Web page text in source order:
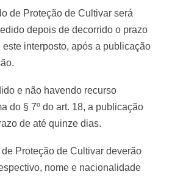
de Proteção de Cultivar será
depois de decorrido o prazo
este interposto, após a publicação
e não havendo recurso
do § 7º do art. 18, a publicação
de até quinze dias.
Proteção de Cultivar deverão
nome e nacionalidade